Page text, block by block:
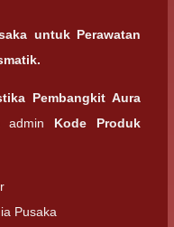
untuk Perawatan
Pembangkit Aura
admin Kode Produk
Pusaka